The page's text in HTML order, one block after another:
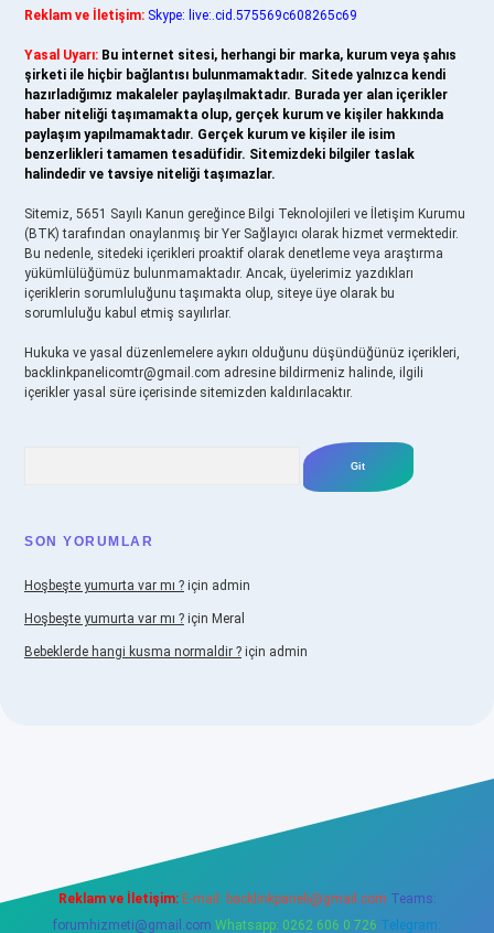
Reklam ve İletişim: Skype: live:.cid.575569c608265c69
Yasal Uyarı: Bu internet sitesi, herhangi bir marka, kurum veya şahıs
şirketi ile hiçbir bağlantısı bulunmamaktadır. Sitede yalnızca kendi
hazırladığımız makaleler paylaşılmaktadır. Burada yer alan içerikler
haber niteliği taşımamakta olup, gerçek kurum ve kişiler hakkında
paylaşım yapılmamaktadır. Gerçek kurum ve kişiler ile isim
benzerlikleri tamamen tesadüfidir. Sitemizdeki bilgiler taslak
halindedir ve tavsiye niteliği taşımazlar.
Sitemiz, 5651 Sayılı Kanun gereğince Bilgi Teknolojileri ve İletişim Kurumu
(BTK) tarafından onaylanmış bir Yer Sağlayıcı olarak hizmet vermektedir.
Bu nedenle, sitedeki içerikleri proaktif olarak denetleme veya araştırma
yükümlülüğümüz bulunmamaktadır. Ancak, üyelerimiz yazdıkları
içeriklerin sorumluluğunu taşımakta olup, siteye üye olarak bu
sorumluluğu kabul etmiş sayılırlar.
Hukuka ve yasal düzenlemelere aykırı olduğunu düşündüğünüz içerikleri,
backlinkpanelicomtr@gmail.com adresine bildirmeniz halinde, ilgili
içerikler yasal süre içerisinde sitemizden kaldırılacaktır.
SON YORUMLAR
Hoşbeşte yumurta var mı ? için admin
Hoşbeşte yumurta var mı ? için Meral
Bebeklerde hangi kusma normaldir ? için admin
Reklam ve İletişim: E-mail: backlinkpaneli@gmail.com Teams:
forumhizmeti@gmail.com Whatsapp: 0262 606 0 726 Telegram: